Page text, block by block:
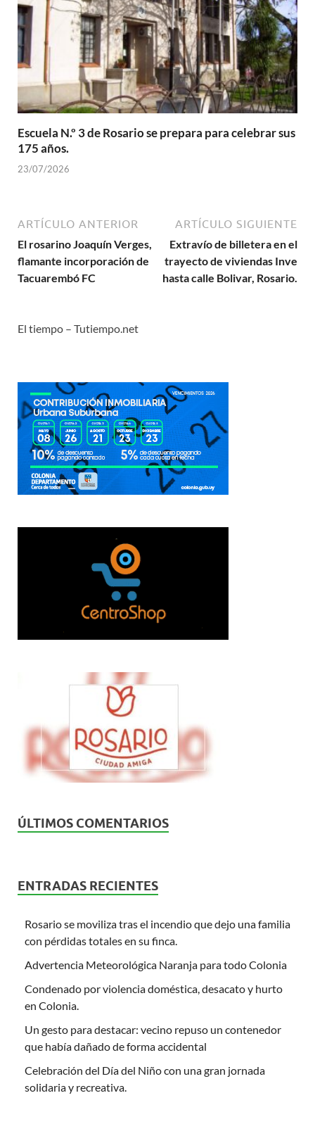
Escuela N.º 3 de Rosario se prepara para celebrar sus
175 años.
23/07/2026
ARTÍCULO ANTERIOR
El rosarino Joaquín Verges,
flamante incorporación de
Tacuarembó FC
ARTÍCULO SIGUIENTE
Extravío de billetera en el
trayecto de viviendas Inve
hasta calle Bolivar, Rosario.
El tiempo – Tutiempo.net
ÚLTIMOS COMENTARIOS
ENTRADAS RECIENTES
Rosario se moviliza tras el incendio que dejo una familia
con pérdidas totales en su finca.
Advertencia Meteorológica Naranja para todo Colonia
Condenado por violencia doméstica, desacato y hurto
en Colonia.
Un gesto para destacar: vecino repuso un contenedor
que había dañado de forma accidental
Celebración del Día del Niño con una gran jornada
solidaria y recreativa.